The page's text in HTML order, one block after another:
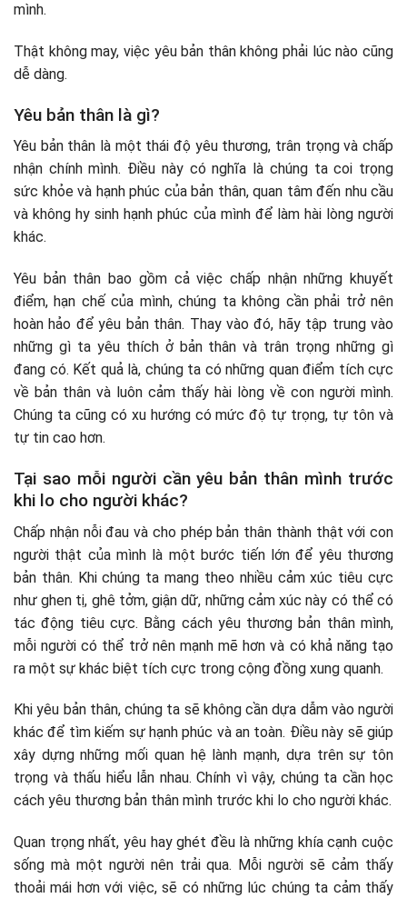
Làm những điều khiến bản thân hạnh phúc
Ôm lấy sự hài lòng
Thiền định
Chấp nhận con người thật của mình
Hình thành thói quen lành mạnh
Cho bản thân mình nghỉ ngơi
Học tập, cập nhật kiến thức liên tục
mình.
Thật không may, việc yêu bản thân không phải lúc nào cũng
dễ dàng.
Yêu bản thân là gì?
Yêu bản thân là một thái độ yêu thương, trân trọng và chấp
nhận chính mình. Điều này có nghĩa là chúng ta coi trọng
sức khỏe và hạnh phúc của bản thân, quan tâm đến nhu cầu
và không hy sinh hạnh phúc của mình để làm hài lòng người
khác.
Yêu bản thân bao gồm cả việc chấp nhận những khuyết
điểm, hạn chế của mình, chúng ta không cần phải trở nên
hoàn hảo để yêu bản thân. Thay vào đó, hãy tập trung vào
những gì ta yêu thích ở bản thân và trân trọng những gì
đang có. Kết quả là, chúng ta có những quan điểm tích cực
về bản thân và luôn cảm thấy hài lòng về con người mình.
Chúng ta cũng có xu hướng có mức độ tự trọng, tự tôn và
tự tin cao hơn.
Tại sao mỗi người cần yêu bản thân mình trước
khi lo cho người khác?
Chấp nhận nỗi đau và cho phép bản thân thành thật với con
người thật của mình là một bước tiến lớn để yêu thương
bản thân. Khi chúng ta mang theo nhiều cảm xúc tiêu cực
như ghen tị, ghê tởm, giận dữ, những cảm xúc này có thể có
tác động tiêu cực. Bằng cách yêu thương bản thân mình,
mỗi người có thể trở nên mạnh mẽ hơn và có khả năng tạo
ra một sự khác biệt tích cực trong cộng đồng xung quanh.
Khi yêu bản thân, chúng ta sẽ không cần dựa dẫm vào người
khác để tìm kiếm sự hạnh phúc và an toàn. Điều này sẽ giúp
xây dựng những mối quan hệ lành mạnh, dựa trên sự tôn
trọng và thấu hiểu lẫn nhau. Chính vì vậy, chúng ta cần học
cách yêu thương bản thân mình trước khi lo cho người khác.
Quan trọng nhất, yêu hay ghét đều là những khía cạnh cuộc
sống mà một người nên trải qua. Mỗi người sẽ cảm thấy
thoải mái hơn với việc, sẽ có những lúc chúng ta cảm thấy